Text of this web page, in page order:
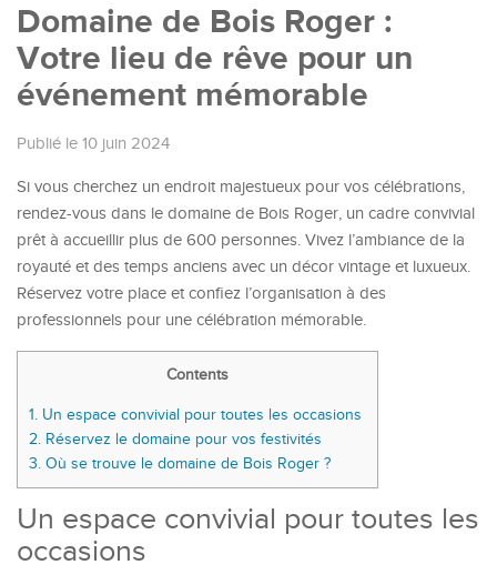
Domaine de Bois Roger :
Votre lieu de rêve pour un
événement mémorable
Publié le 10 juin 2024
Si vous cherchez un endroit majestueux pour vos célébrations,
rendez-vous dans le domaine de Bois Roger, un cadre convivial
prêt à accueillir plus de 600 personnes. Vivez l’ambiance de la
royauté et des temps anciens avec un décor vintage et luxueux.
Réservez votre place et confiez l’organisation à des
professionnels pour une célébration mémorable.
Contents
1. Un espace convivial pour toutes les occasions
2. Réservez le domaine pour vos festivités
3. Où se trouve le domaine de Bois Roger ?
Un espace convivial pour toutes les
occasions